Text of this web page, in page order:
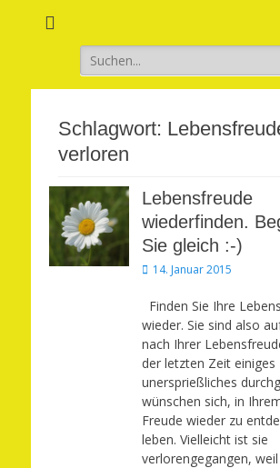
Suchen
nach:
Schlagwort:
verloren
Lebensfreude
wiederfinden.
Sie gleich :-)
Veröffentlicht
14. Januar 2015
Finden Sie Ihre
wieder. Sie sind also
nach Ihrer
der letzten Zeit einiges
unersprießliches
wünschen sich, in
Freude wieder zu
leben. Vielleicht ist sie
verlorengegangen, weil